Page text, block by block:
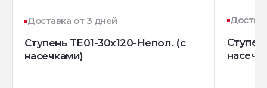
Доставка от 3 дней
Ступень TE01-30x120-Непол. (с
насечками)